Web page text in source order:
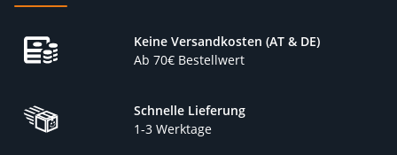
Keine Versandkosten (AT & DE)
Ab 70€ Bestellwert
Schnelle Lieferung
1-3 Werktage